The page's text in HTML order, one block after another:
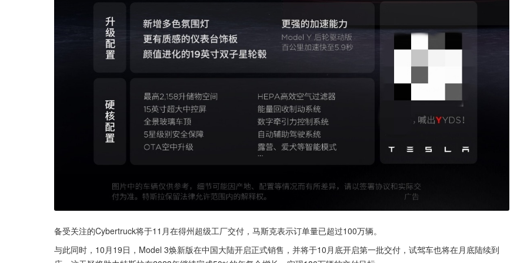
备受关注的Cybertruck将于11月在得州超级工厂交付，马斯克表示订单量已超过100万辆。
与此同时，10月19日，Model 3焕新版在中国大陆开启正式销售，并将于10月底开启第一批交付，试驾车也将在月底陆续到